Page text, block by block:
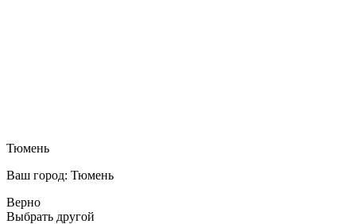
Тюмень
Ваш город: Тюмень
Верно
Выбрать другой